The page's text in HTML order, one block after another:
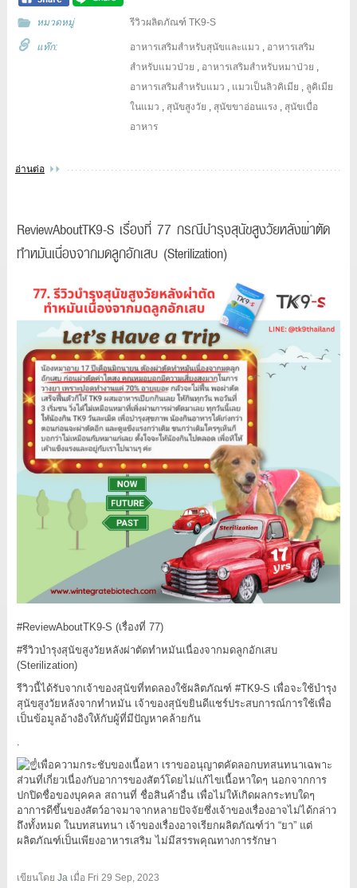
หมวดหมู่ รีวิวผลิตภัณฑ์ TK9-S
แท๊ก: อาหารเสริมสำหรับสุนัขและแมว , อาหารเสริม
สำหรับแมวป่วย , อาหารเสริมสำหรับหมาป่วย ,
อาหารเสริมสำหรับแมว , แมวเป็นลิวคิเมีย , ลูคิเมีย
ในแมว , สุนัขสูงวัย , สุนัขขาอ่อนแรง , สุนัขเบื่อ
อาหาร
อ่านต่อ
ReviewAboutTK9-S เรื่องที่ 77 กรณีบำรุงสุนัขสูงวัยหลังผ่าตัด
ทำหมันเนื่องจากมดลูกอักเสบ (Sterilization)
#ReviewAboutTK9-S (เรื่องที่ 77)
#รีวิวบำรุงสุนัขสูงวัยหลังผ่าตัดทำหมันเนื่องจากมดลูกอักเสบ
(Sterilization)
รีวิวนี้ได้รับจากเจ้าของสุนัขที่ทดลองใช้ผลิตภัณฑ์ #TK9-S เพื่อจะใช้บำรุง
สุนัขสูงวัยหลังจากทำหมัน เจ้าของสุนัขยินดีแชร์ประสบการณ์การใช้เพื่อ
เป็นข้อมูลอ้างอิงให้กับผู้ที่มีปัญหาคล้ายกัน
เพื่อความกระชับของเนื้อหา เราขออนุญาตคัดลอกบทสนทนาเฉพาะ
ส่วนที่เกี่ยวเนื่องกับอาการของสัตว์โดยไม่แก้ไขเนื้อหาใดๆ นอกจากการ
ปกปิดชื่อของบุคคล สถานที่ ชื่อสินค้าอื่น เพื่อไม่ให้เกิดผลกระทบใดๆ
อาการดีขึ้นของสัตว์อาจมาจากหลายปัจจัยซึ่งเจ้าของเรื่องอาจไม่ได้กล่าว
ถึงทั้งหมด ในบทสนทนา เจ้าของเรื่องอาจเรียกผลิตภัณฑ์ว่า “ยา” แต่
ผลิตภัณฑ์เป็นเพียงอาหารเสริม ไม่มีสรรพคุณทางการรักษา
เขียนโดย Jaเมื่อ Fri 29 Sep, 2023